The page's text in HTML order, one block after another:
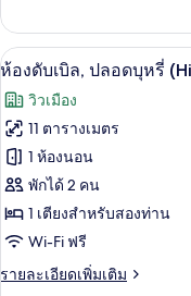
(No
View)
เกี่ยว
กับ
ห้อง
ปลอด
บุหรี่
(No
View)
เปิด
ภาพถ่าย
ทั้งหมด
ของ
ห้อง
ดับเบิล,
ปลอด
บุหรี่
46
ห้องดับเบิล, ปลอดบุหรี่
วิวเมือง
11 ตารางเมตร
1 ห้องนอน
พักได้ 2 คน
1 เตียงสำหรับสองท่าน
Wi-Fi ฟรี
รายละเอียดเพิ่มเติม
ราย